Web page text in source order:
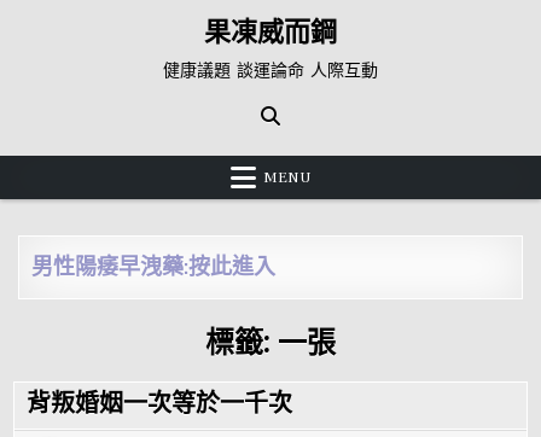
果凍威而鋼
健康議題 談運論命 人際互動
MENU
男性陽痿早洩藥:按此進入
標籤: 一張
背叛婚姻一次等於一千次